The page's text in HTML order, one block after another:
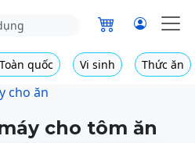
Toàn quốc Vi sinh Thức ăn
cho ăn
cho tôm ăn